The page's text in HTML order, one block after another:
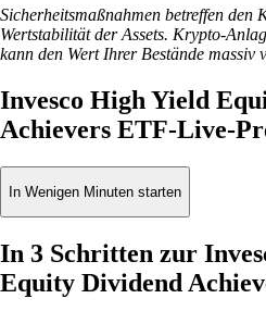
Sicherheitsmaßnahmen betreffen den
Wertstabilität der Assets. Krypto-
kann den Wert Ihrer Bestände massiv
Invesco High Yield
Achievers ETF-Live-
In Wenigen Minuten starten
In 3 Schritten zur
Equity Dividend